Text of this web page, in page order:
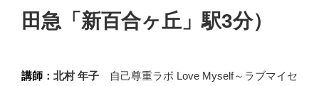
田急「新百合ヶ丘」駅3分）
講師 ：北村 年子
自己尊重ラボ Love Myself～ラブマイセ